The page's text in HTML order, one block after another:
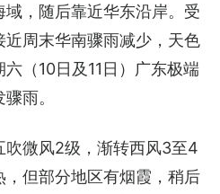
，随后靠近华东沿岸。受
周末华南骤雨减少，天色
（10日及11日）广东极端
雨。
吹微风2级，渐转西风3至4
但部分地区有烟霞，稍后